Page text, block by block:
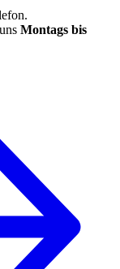
Montags bis